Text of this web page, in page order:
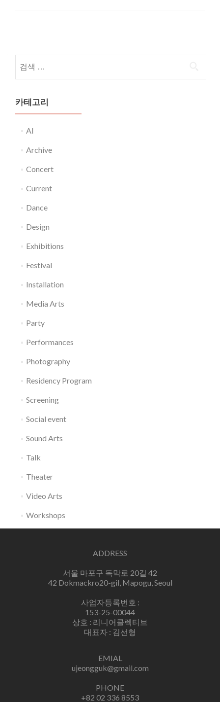
카테고리
AI
Archive
Concert
Current
Dance
Design
Exhibitions
Festival
Installation
Media Arts
Party
Performances
Photography
Residency Program
Screening
Social event
Sound Arts
Talk
Theater
Video Arts
Workshops
ADDRESS
서울 마포구 독막로 20길 42
42 Dokmackro20-gil, Mapogu, Seoul
사업자등록번호 :
153-25-00044
상호 : 리니어콜렉티브
대표자 : 김선형
EMIAL
ujeongguk@gmail.com
PHONE
+82 02 336 8553